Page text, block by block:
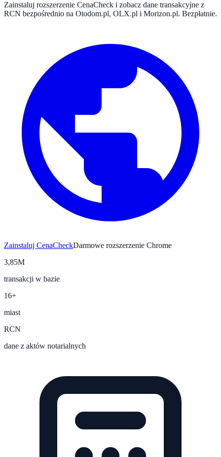
Zainstaluj rozszerzenie CenaCheck i zobacz dane transakcyjne z
RCN bezpośrednio na Otodom.pl, OLX.pl i Morizon.pl. Bezpłatnie.
Zainstaluj CenaCheckDarmowe rozszerzenie Chrome
3,85M
transakcji w bazie
16+
miast
RCN
dane z aktów notarialnych